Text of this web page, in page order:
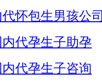
代怀包生男孩公司
内代孕生子助孕
内代孕生子咨询